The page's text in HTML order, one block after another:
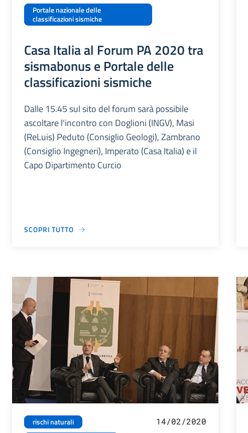
Portale nazionale delle
classificazioni sismiche
Casa Italia al Forum PA 2020 tra
sismabonus e Portale delle
classificazioni sismiche
Dalle 15.45 sul sito del forum sarà possibile
ascoltare l'incontro con Doglioni (INGV), Masi
(ReLuis) Peduto (Consiglio Geologi), Zambrano
(Consiglio Ingegneri), Imperato (Casa Italia) e il
Capo Dipartimento Curcio
SCOPRI TUTTO
rischi naturali
14/02/2020